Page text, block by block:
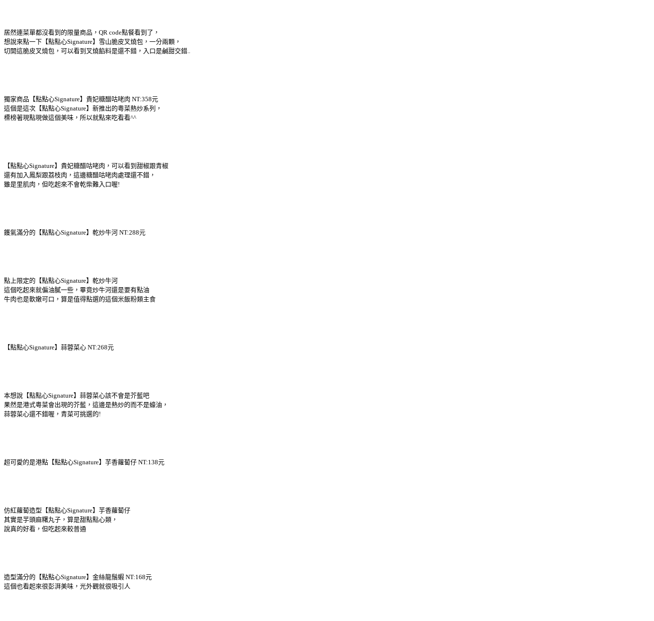
居然連菜單都沒看到的限量商品，QR code點餐看到了，
想說來點一下【點點心Signature】雪山脆皮叉燒包，一分兩顆，
切開這脆皮叉燒包，可以看到叉燒餡料是還不錯，入口是鹹甜交錯..
獨家商品【點點心Signature】貴妃糖醋咕咾肉 NT:358元
這個是這次【點點心Signature】新推出的粵菜熱炒系列，
標榜著現點現做這個美味，所以就點來吃看看^^
【點點心Signature】貴妃糖醋咕咾肉，可以看到甜椒跟青椒
還有加入鳳梨跟荔枝肉，這邊糖醋咕咾肉處理還不錯，
雖是里肌肉，但吃起來不會乾柴難入口喔!
鑊氣滿分的【點點心Signature】乾炒牛河 NT:288元
點上限定的【點點心Signature】乾炒牛河
這個吃起來就偏油膩一些，畢竟炒牛河還是要有點油
牛肉也是軟嫩可口，算是值得點選的這個米飯粉類主食
【點點心Signature】蒜蓉菜心 NT:268元
本想說【點點心Signature】蒜蓉菜心該不會是芥藍吧
果然是港式粵菜會出現的芥藍，這邊是熱炒的而不是蠔油，
蒜蓉菜心還不錯喔，青菜可挑選的!
超可愛的是港點【點點心Signature】芋香蘿蔔仔 NT:138元
仿紅蘿蔔造型【點點心Signature】芋香蘿蔔仔
其實是芋頭麻糬丸子，算是甜點點心類，
說真的好看，但吃起來較普通
造型滿分的【點點心Signature】金絲龍鬚蝦 NT:168元
這個也看起來很彭湃美味，光外觀就很吸引人